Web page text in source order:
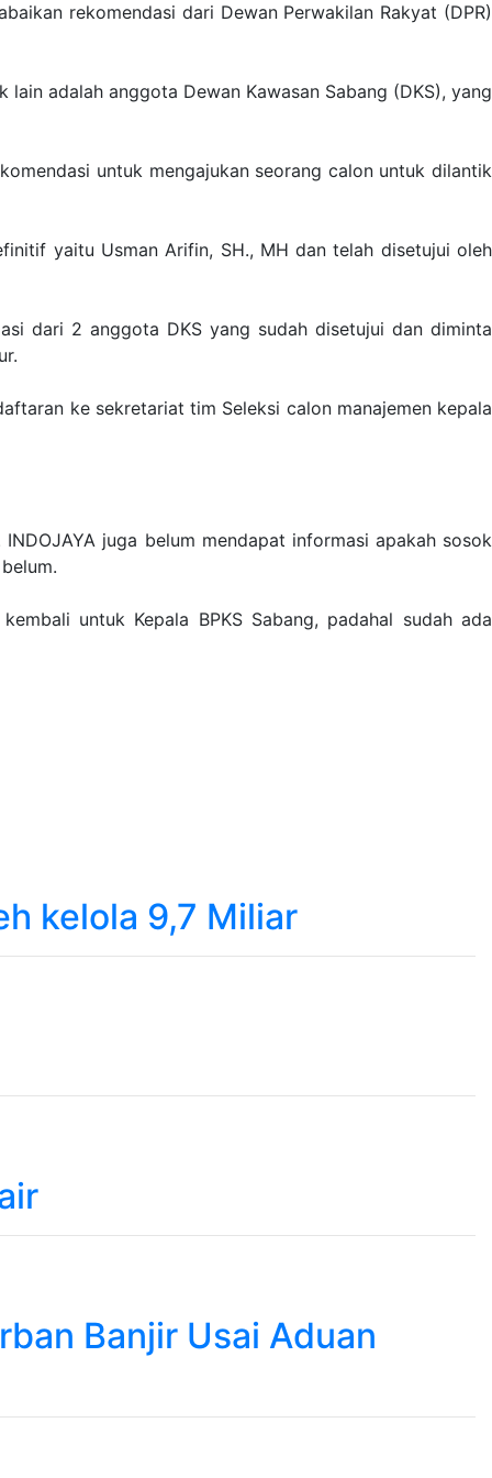
rekomendasi dari Dewan Perwakilan Rakyat (DPR)
adalah anggota Dewan Kawasan Sabang (DKS), yang
untuk mengajukan seorang calon untuk dilantik
yaitu Usman Arifin, SH., MH dan telah disetujui oleh
dari 2 anggota DKS yang sudah disetujui dan diminta
ke sekretariat tim Seleksi calon manajemen kepala
juga belum mendapat informasi apakah sosok
untuk Kepala BPKS Sabang, padahal sudah ada
kelola 9,7 Miliar
Banjir Usai Aduan